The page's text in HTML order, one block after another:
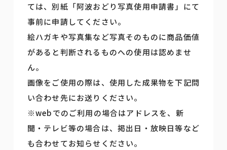
ては、別紙「阿波おどり写真使用申請書」にて
事前に申請してください。
絵ハガキや写真集など写真そのものに商品価値
があると判断されるものへの使用は認めませ
ん。
画像をご使用の際は、使用した成果物を下記問
い合わせ先にお送りください。
※webでのご利用の場合はアドレスを、新
聞・テレビ等の場合は、掲出日・放映日等など
も合わせてお知らせください。